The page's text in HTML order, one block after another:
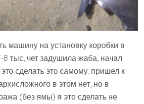
машину на установку коробки в
тыс, чет задушила жаба, начал
сделать это самому. пришел к
в этом нет, но в
(без ямы) я это сделать не